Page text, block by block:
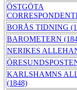
ÖSTGÖTA
BORÅS TIDNING
BAROMETERN
NERIKES
KARLSHAMNS
(1848)